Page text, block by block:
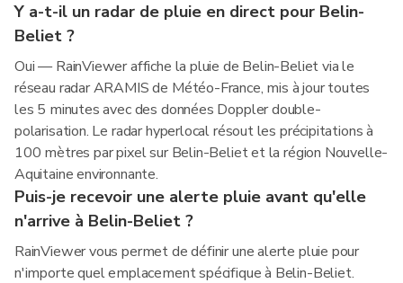
Y a-t-il un radar de pluie en direct pour Belin-
Beliet ?
Oui — RainViewer affiche la pluie de Belin-Beliet via le
réseau radar ARAMIS de Météo-France, mis à jour toutes
les 5 minutes avec des données Doppler double-
polarisation. Le radar hyperlocal résout les précipitations à
100 mètres par pixel sur Belin-Beliet et la région Nouvelle-
Aquitaine environnante.
Puis-je recevoir une alerte pluie avant qu'elle
n'arrive à Belin-Beliet ?
RainViewer vous permet de définir une alerte pluie pour
n'importe quel emplacement spécifique à Belin-Beliet.